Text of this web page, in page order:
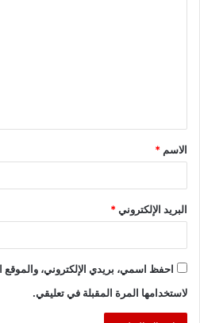
ق
*
الاسم *
البريد الإلكتروني*
احفظ اسمي، بريدي الإلكتروني، والموقع
لاستخدامها المرة المقبلة في تعليقي.